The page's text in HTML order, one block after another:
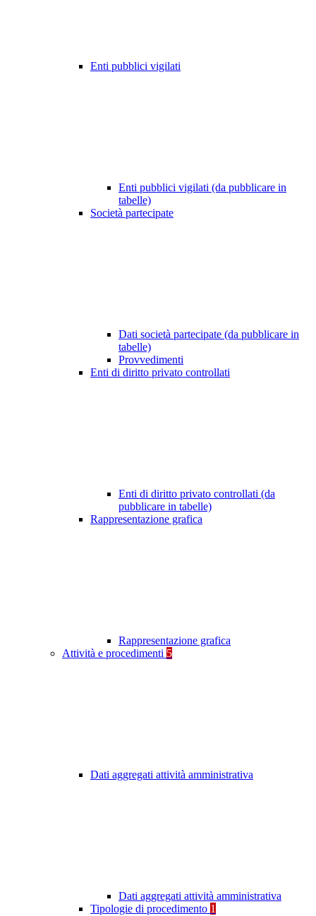
Enti pubblici vigilati
Enti pubblici vigilati (da pubblicare in
tabelle)
Società partecipate
Dati società partecipate (da pubblicare in
tabelle)
Provvedimenti
Enti di diritto privato controllati
Enti di diritto privato controllati (da
pubblicare in tabelle)
Rappresentazione grafica
Rappresentazione grafica
Attività e procedimenti 5
Dati aggregati attività amministrativa
Dati aggregati attività amministrativa
Tipologie di procedimento 1